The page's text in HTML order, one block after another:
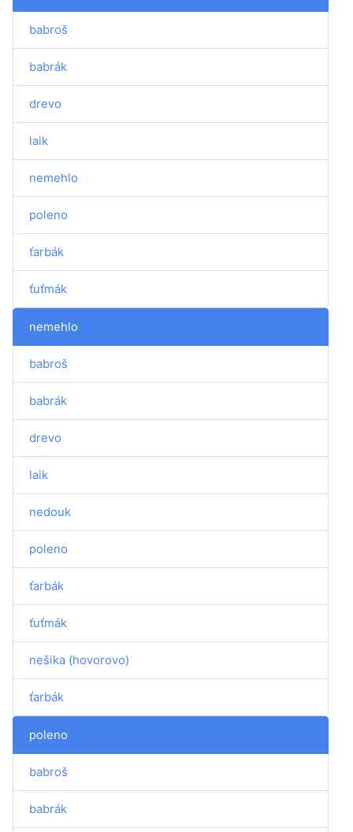
babroš
babrák
drevo
laik
nemehlo
poleno
ťarbák
ťuťmák
nemehlo
babroš
babrák
drevo
laik
nedouk
poleno
ťarbák
ťuťmák
nešika (hovorovo)
ťarbák
poleno
babroš
babrák